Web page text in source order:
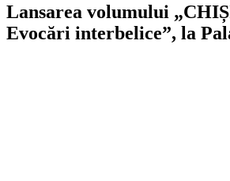
Lansarea volumului
Evocări interbelice”, la